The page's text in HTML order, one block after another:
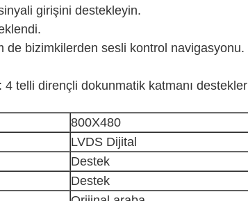
girişini destekleyin.
de bizimkilerden sesli kontrol navigasyonu.
telli dirençli dokunmatik katmanı destekler
800X480
LVDS Dijital
Destek
Destek